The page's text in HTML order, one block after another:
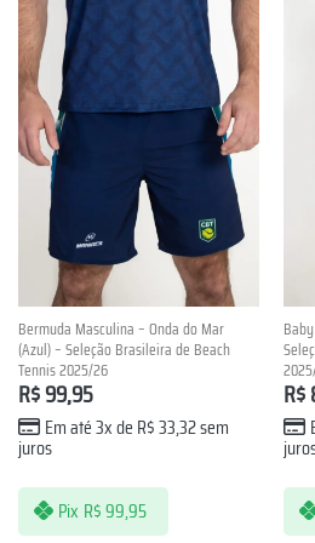
Lista de
Desejos
Bermuda Masculina – Onda do Mar
(Azul) – Seleção Brasileira de Beach
Tennis 2025/26
R$99,95
Em até 3x de R$33,32sem
juros
Pix R$99,95
R$